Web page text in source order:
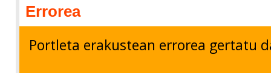
Errorea
Portleta erakustean errorea gertatu